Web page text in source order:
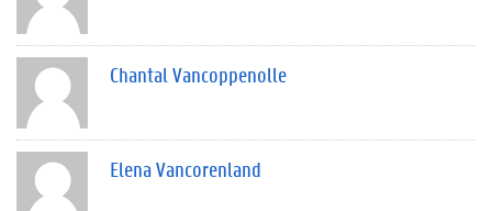
Chantal Vancoppenolle
Elena Vancorenland